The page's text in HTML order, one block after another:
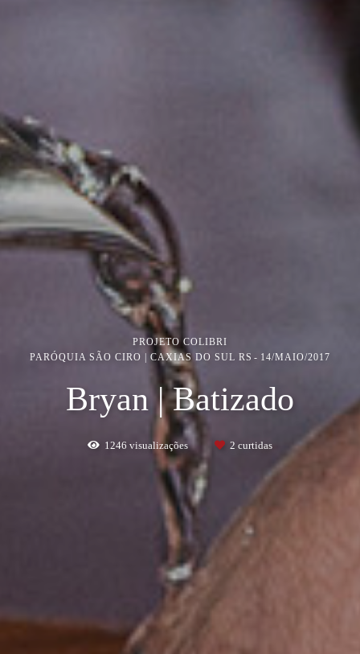
PROJETO COLIBRI
PARÓQUIA SÃO CIRO | CAXIAS DO SUL RS
14/MAIO/2017
Bryan | Batizado
1246 visualizações 2 curtidas